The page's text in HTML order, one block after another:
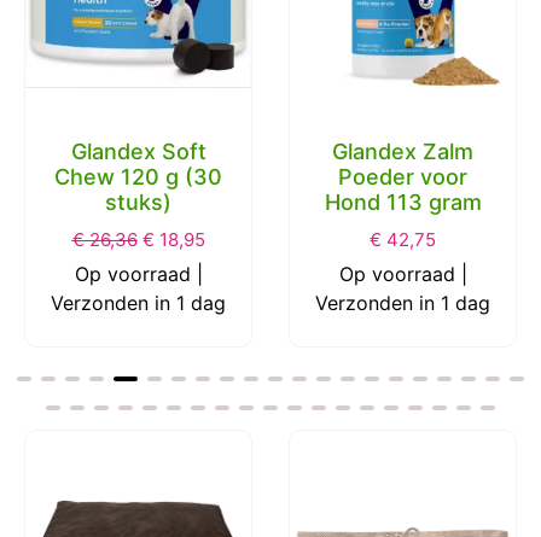
Glandex Soft
Chew 120 g (30
stuks)
€26,36 € 18,95
Op voorraad |
Verzonden in 1 dag
Glandex Zalm
Poeder voor
Hond 113 gram
€ 42,75
Op voorraad |
Verzonden in 1 dag